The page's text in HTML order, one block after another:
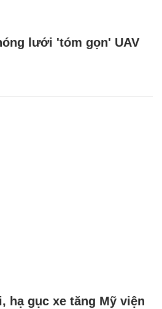
lưới 'tóm gọn' UAV
hạ gục xe tăng Mỹ viện